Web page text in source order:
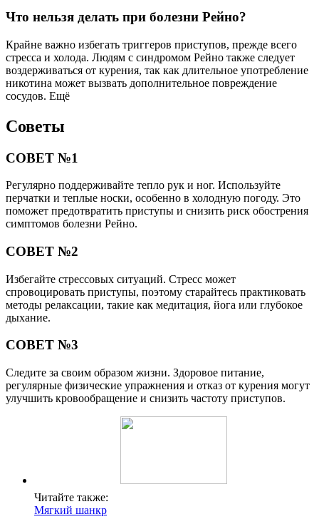
Что нельзя делать при болезни Рейно?
Крайне важно избегать триггеров приступов, прежде всего
стресса и холода. Людям с синдромом Рейно также следует
воздерживаться от курения, так как длительное употребление
никотина может вызвать дополнительное повреждение
сосудов. Ещё
Советы
СОВЕТ №1
Регулярно поддерживайте тепло рук и ног. Используйте
перчатки и теплые носки, особенно в холодную погоду. Это
поможет предотвратить приступы и снизить риск обострения
симптомов болезни Рейно.
СОВЕТ №2
Избегайте стрессовых ситуаций. Стресс может
спровоцировать приступы, поэтому старайтесь практиковать
методы релаксации, такие как медитация, йога или глубокое
дыхание.
СОВЕТ №3
Следите за своим образом жизни. Здоровое питание,
регулярные физические упражнения и отказ от курения могут
улучшить кровообращение и снизить частоту приступов.
Читайте также:
Мягкий шанкр